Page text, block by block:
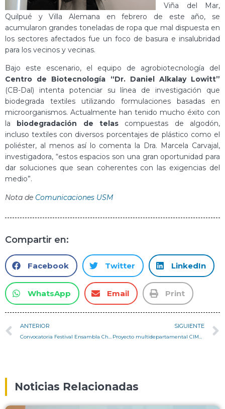
Viña del Mar,
Quilpué y Villa Alemana en febrero de este año, se
acumularon grandes toneladas de ropa que mal dispuesta en
los sectores afectados fue un foco de basura e insalubridad
para los vecinos y vecinas.
Bajo este escenario, el equipo de agrobiotecnología del
Centro de Biotecnología “Dr. Daniel Alkalay Lowitt”
(CB-Dal) intenta potenciar su línea de investigación que
biodegrada textiles utilizando formulaciones basadas en
microorganismos. Actualmente han tenido mucho éxito con
la biodegradación de telas compuestas de algodón,
incluso textiles con diversos porcentajes de plástico como el
poliéster, al menos así lo comenta la Dra. Marcela Carvajal,
investigadora, “estos espacios son una gran oportunidad para
dar soluciones que sean coherentes con las exigencias del
medio”.
Nota de Comunicaciones USM
Compartir en:
Facebook Twitter LinkedIn
WhatsApp Email Print
ANTERIOR SIGUIENTE
Noticias Relacionadas